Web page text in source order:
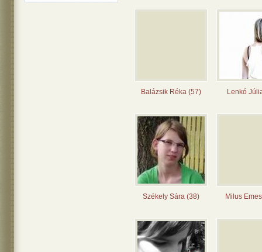
Balázsik Réka (57) Lenkó
Székely Sára (38) Milus